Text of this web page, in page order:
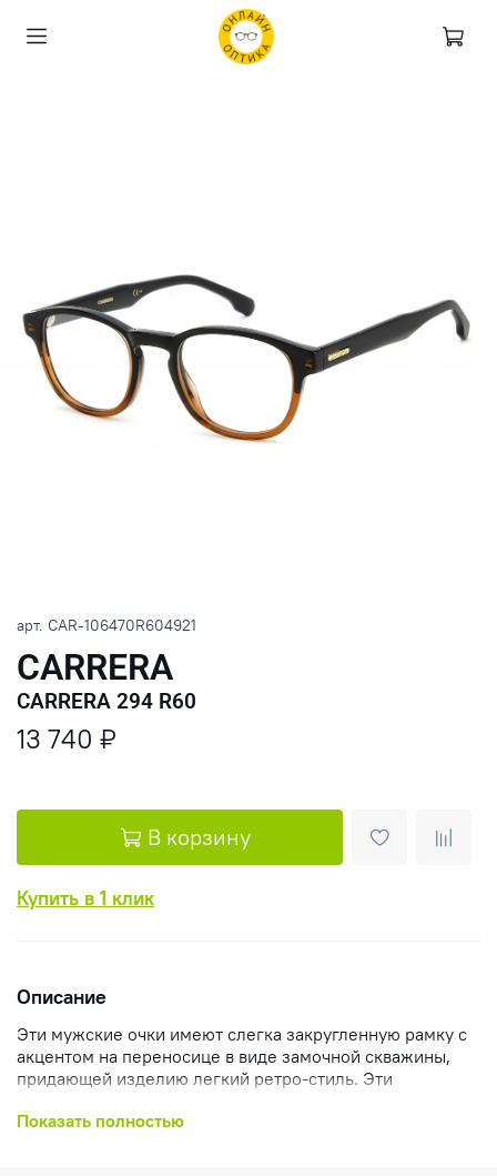
арт. CAR-106470R604921
CARRERA
CARRERA 294 R60
13 740 ₽
В корзину
Купить в 1 клик
Описание
Эти мужские очки имеют слегка закругленную рамку с
акцентом на переносице в виде замочной скважины,
придающей изделию легкий ретро-стиль. Эти
инжектированного полиамида, украшены сердечником
Показать полностью